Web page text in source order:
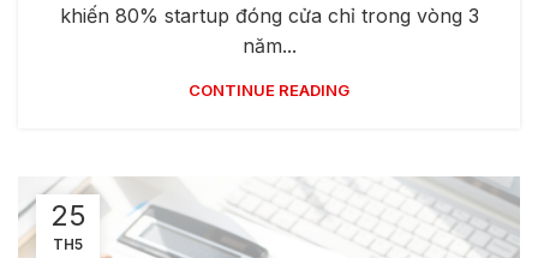
khiến 80% startup đóng cửa chỉ trong vòng 3
năm...
CONTINUE READING
25
TH5